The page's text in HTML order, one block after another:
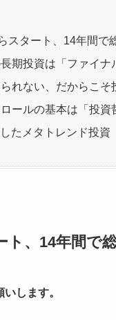
スタート、14年間で
期投資は「ファイナ
れない、だからこそ
ールの基本は「投資
たメタトレンド投資
ト、14年間で
します。